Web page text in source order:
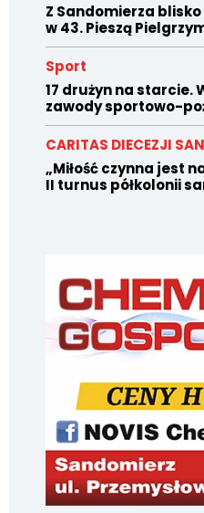
Z Sandomierza
w 43. Pieszą
Sport
17 drużyn na starcie.
zawody sportowo-
CARITAS DIECEZJI
„Miłość czynna jest
II turnus półkolonii